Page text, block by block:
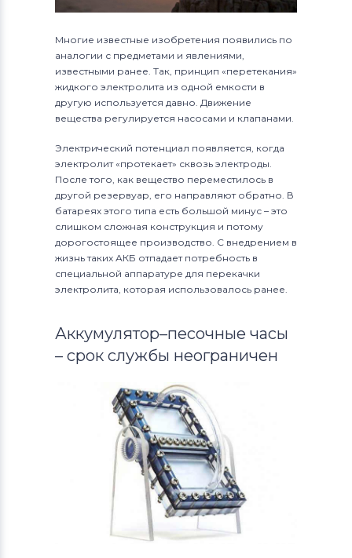
Многие известные изобретения появились по
аналогии с предметами и явлениями,
известными ранее. Так, принцип «перетекания»
жидкого электролита из одной емкости в
другую используется давно. Движение
вещества регулируется насосами и клапанами.
Электрический потенциал появляется, когда
электролит «протекает» сквозь электроды.
После того, как вещество переместилось в
другой резервуар, его направляют обратно. В
батареях этого типа есть большой минус – это
слишком сложная конструкция и потому
дорогостоящее производство. С внедрением в
жизнь таких АКБ отпадает потребность в
специальной аппаратуре для перекачки
электролита, которая использовалось ранее.
Аккумулятор–песочные часы
– срок службы неограничен